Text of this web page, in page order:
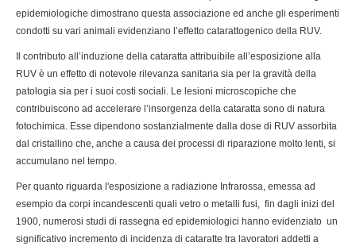
epidemiologiche dimostrano questa associazione ed anche gli esperimenti
condotti su vari animali evidenziano l’effetto catarattogenico della RUV.
Il contributo all’induzione della cataratta attribuibile all’esposizione alla
RUV è un effetto di notevole rilevanza sanitaria sia per la gravità della
patologia sia per i suoi costi sociali. Le lesioni microscopiche che
contribuiscono ad accelerare l’insorgenza della cataratta sono di natura
fotochimica. Esse dipendono sostanzialmente dalla dose di RUV assorbita
dal cristallino che, anche a causa dei processi di riparazione molto lenti, si
accumulano nel tempo.
Per quanto riguarda l'esposizione a radiazione Infrarossa, emessa ad
esempio da corpi incandescenti quali vetro o metalli fusi, fin dagli inizi del
1900, numerosi studi di rassegna ed epidemiologici hanno evidenziato un
significativo incremento di incidenza di cataratte tra lavoratori addetti a